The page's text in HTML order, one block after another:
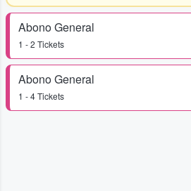
Abono General
1 - 2 Tickets
Abono General
1 - 4 Tickets